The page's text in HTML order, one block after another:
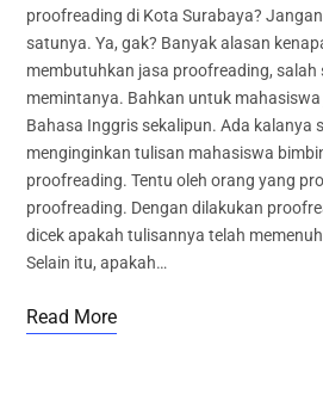
proofreading di Kota Surabaya?
satunya. Ya, gak? Banyak alasan
membutuhkan jasa proofreading, salah
memintanya. Bahkan untuk
Bahasa Inggris sekalipun. Ada kalanya
menginginkan tulisan mahasiswa
proofreading. Tentu oleh orang yang
proofreading. Dengan dilakukan
dicek apakah tulisannya telah
Selain itu, apakah…
Read More